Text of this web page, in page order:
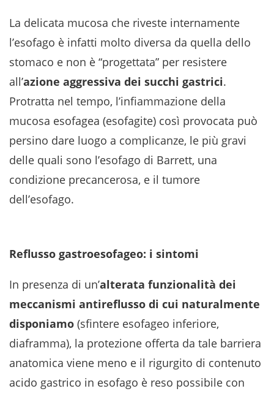
La delicata mucosa che riveste internamente
l’esofago è infatti molto diversa da quella dello
stomaco e non è “progettata” per resistere
all’azione aggressiva dei succhi gastrici.
Protratta nel tempo, l’infiammazione della
mucosa esofagea (esofagite) così provocata può
persino dare luogo a complicanze, le più gravi
delle quali sono l’esofago di Barrett, una
condizione precancerosa, e il tumore
dell’esofago.
Reflusso gastroesofageo: i sintomi
In presenza di un’alterata funzionalità dei
meccanismi antireflusso di cui naturalmente
disponiamo (sfintere esofageo inferiore,
diaframma), la protezione offerta da tale barriera
anatomica viene meno e il rigurgito di contenuto
acido gastrico in esofago è reso possibile con